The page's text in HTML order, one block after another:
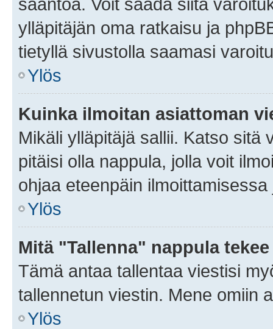
ylläpitäjän oma ratkaisu ja
tietyllä sivustolla saamasi
Ylös
Kuinka ilmoitan asiattoman
Mikäli ylläpitäjä sallii. Katso sitä
pitäisi olla nappula, jolla voit
ohjaa eteenpäin
Ylös
Mitä "Tallenna" nappula
Tämä antaa tallentaa viestisi
tallennetun viestin. Mene omiin
Ylös